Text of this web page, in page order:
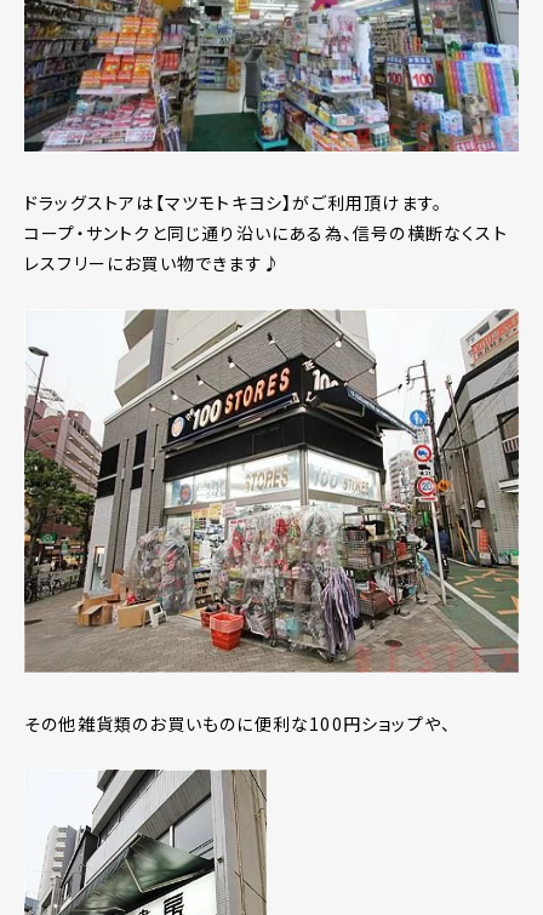
ドラッグストアは【マツモトキヨシ】がご利用頂けます。
コープ・サントクと同じ通り沿いにある為、信号の横断なくスト
レスフリーにお買い物できます♪
その他雑貨類のお買いものに便利な100円ショップや、